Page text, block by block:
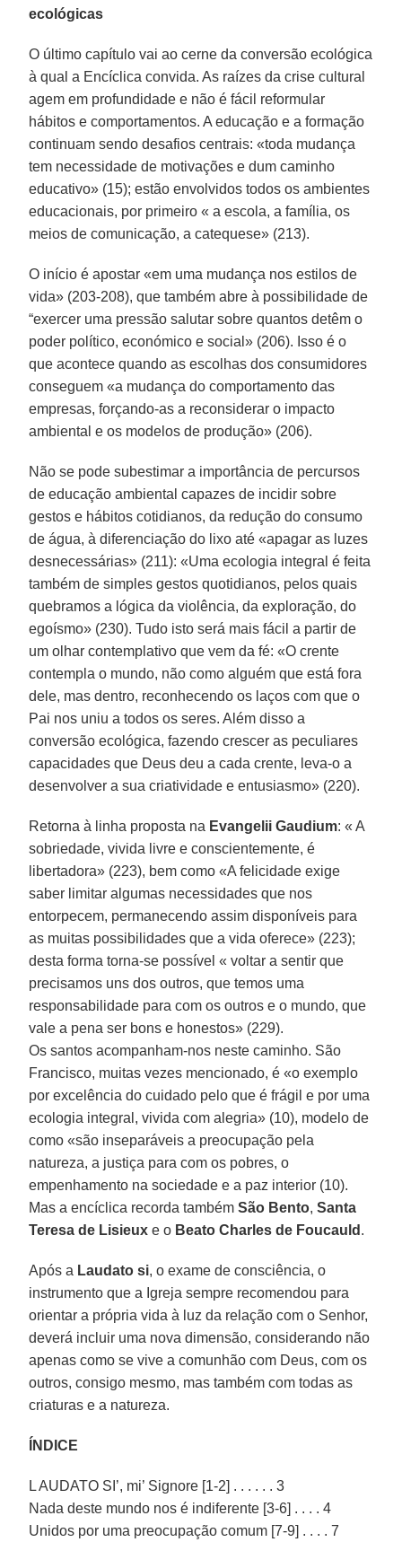
ecológicas
O último capítulo vai ao cerne da conversão ecológica
à qual a Encíclica convida. As raízes da crise cultural
agem em profundidade e não é fácil reformular
hábitos e comportamentos. A educação e a formação
continuam sendo desafios centrais: «toda mudança
tem necessidade de motivações e dum caminho
educativo» (15); estão envolvidos todos os ambientes
educacionais, por primeiro « a escola, a família, os
meios de comunicação, a catequese» (213).
O início é apostar «em uma mudança nos estilos de
vida» (203-208), que também abre à possibilidade de
“exercer uma pressão salutar sobre quantos detêm o
poder político, económico e social» (206). Isso é o
que acontece quando as escolhas dos consumidores
conseguem «a mudança do comportamento das
empresas, forçando-as a reconsiderar o impacto
ambiental e os modelos de produção» (206).
Não se pode subestimar a importância de percursos
de educação ambiental capazes de incidir sobre
gestos e hábitos cotidianos, da redução do consumo
de água, à diferenciação do lixo até «apagar as luzes
desnecessárias» (211): «Uma ecologia integral é feita
também de simples gestos quotidianos, pelos quais
quebramos a lógica da violência, da exploração, do
egoísmo» (230). Tudo isto será mais fácil a partir de
um olhar contemplativo que vem da fé: «O crente
contempla o mundo, não como alguém que está fora
dele, mas dentro, reconhecendo os laços com que o
Pai nos uniu a todos os seres. Além disso a
conversão ecológica, fazendo crescer as peculiares
capacidades que Deus deu a cada crente, leva-o a
desenvolver a sua criatividade e entusiasmo» (220).
Retorna à linha proposta na Evangelii Gaudium: « A
sobriedade, vivida livre e conscientemente, é
libertadora» (223), bem como «A felicidade exige
saber limitar algumas necessidades que nos
entorpecem, permanecendo assim disponíveis para
as muitas possibilidades que a vida oferece» (223);
desta forma torna-se possível « voltar a sentir que
precisamos uns dos outros, que temos uma
responsabilidade para com os outros e o mundo, que
vale a pena ser bons e honestos» (229).
Os santos acompanham-nos neste caminho. São
Francisco, muitas vezes mencionado, é «o exemplo
por excelência do cuidado pelo que é frágil e por uma
ecologia integral, vivida com alegria» (10), modelo de
como «são inseparáveis a preocupação pela
natureza, a justiça para com os pobres, o
empenhamento na sociedade e a paz interior (10).
Mas a encíclica recorda tambémSão Bento,Santa
Teresa de Lisieux e o Beato Charles de Foucauld .
Após a Laudato si, o exame de consciência, o
instrumento que a Igreja sempre recomendou para
orientar a própria vida à luz da relação com o Senhor,
deverá incluir uma nova dimensão, considerando não
apenas como se vive a comunhão com Deus, com os
outros, consigo mesmo, mas também com todas as
criaturas e a natureza.
ÍNDICE
L AUDATO SI’, mi’ Signore [1-2] . . . . . . 3
Nada deste mundo nos é indiferente [3-6] . . . . 4
Unidos por uma preocupação comum [7-9] . . . . 7